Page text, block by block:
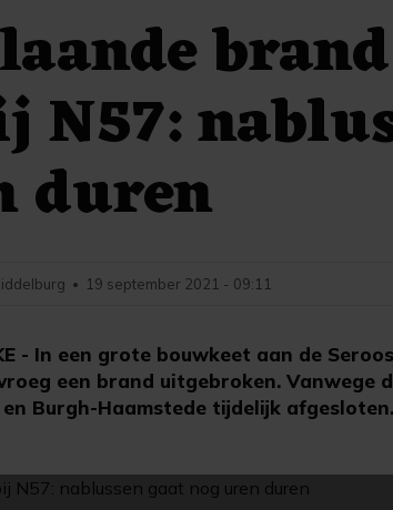
N57:
duren
- In een grote bouwkeet aan de
een brand uitgebroken. Vanwege
Burgh-Haamstede tijdelijk afgesloten.
• 19 september 2021 - 09:11